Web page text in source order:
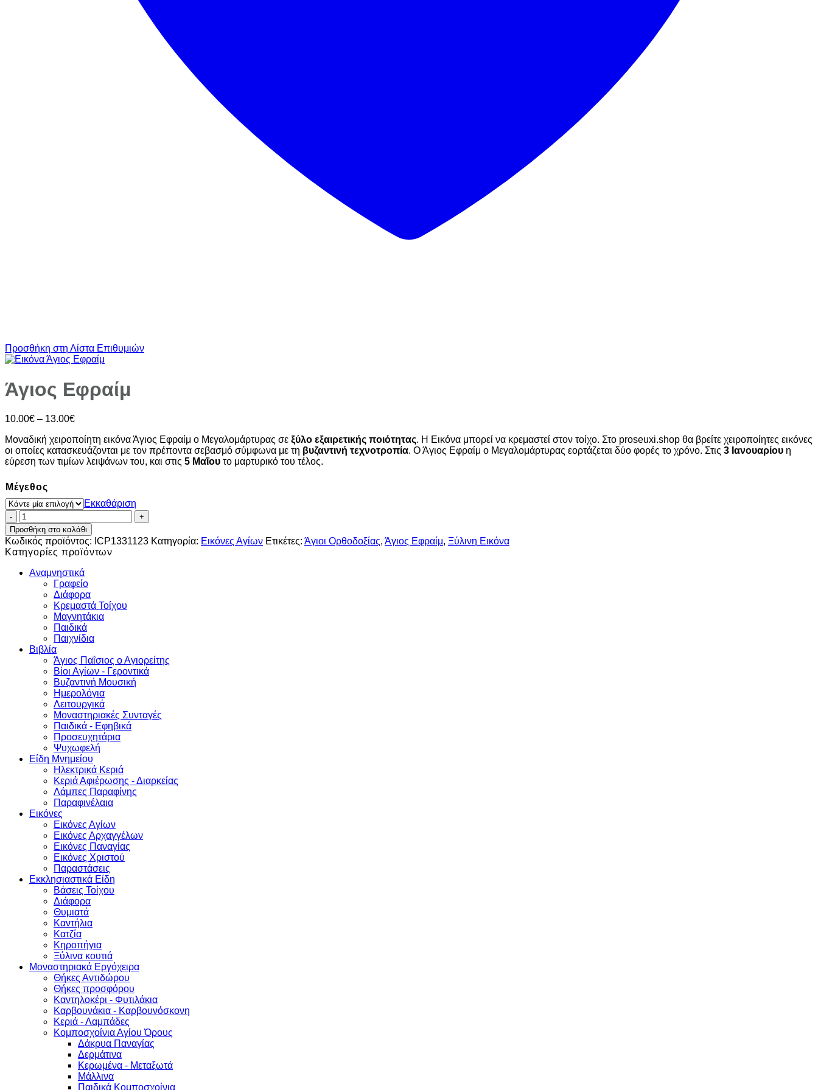
Προσθήκη στη Λίστα Επιθυμιών
Άγιος Εφραίμ
10.00€ – 13.00€Price
10.00€
through
13.00€
Μοναδική χειροποίητη εικόνα Άγιος Εφραίμ ο Μεγαλομάρτυρας σε ξύλο εξαιρετικής ποιότητας. Η Εικόνα μπορεί να κρεμαστεί στον τοίχο. Στο proseuxi.shop θα βρείτε χειροποίητες εικόνες
οι οποίες κατασκευάζονται με τον πρέποντα σεβασμό σύμφωνα με τη βυζαντινή τεχνοτροπία. Ο Άγιος Εφραίμ ο Μεγαλομάρτυρας εορτάζεται δύο φορές το χρόνο. Στις 3 Ιανουαρίου η
εύρεση των τιμίων λειψάνων του, και στις 5 Μαΐου το μαρτυρικό του τέλος.
Μέγεθος
Εκκαθάριση
Άγιος
Εφραίμ
ποσότητα
Προσθήκη στο καλάθι
Κωδικός προϊόντος: ICP1331123 Κατηγορία: Εικόνες Αγίων Ετικέτες: Άγιοι Ορθοδοξίας, Άγιος Εφραίμ, Ξύλινη Εικόνα
Κατηγορίες προϊόντων
Αναμνηστικά
Γραφείο
Διάφορα
Κρεμαστά Τοίχου
Μαγνητάκια
Παιδικά
Παιχνίδια
Βιβλία
Άγιος Παΐσιος ο Αγιορείτης
Βίοι Αγίων - Γεροντικά
Βυζαντινή Μουσική
Ημερολόγια
Λειτουργικά
Μοναστηριακές Συνταγές
Παιδικά - Εφηβικά
Προσευχητάρια
Ψυχωφελή
Είδη Μνημείου
Ηλεκτρικά Κεριά
Κεριά Αφιέρωσης - Διαρκείας
Λάμπες Παραφίνης
Παραφινέλαια
Εικόνες
Εικόνες Αγίων
Εικόνες Αρχαγγέλων
Εικόνες Παναγίας
Εικόνες Χριστού
Παραστάσεις
Εκκλησιαστικά Είδη
Βάσεις Τοίχου
Διάφορα
Θυμιατά
Καντήλια
Κατζία
Κηροπήγια
Ξύλινα κουτιά
Μοναστηριακά Εργόχειρα
Θήκες Αντιδώρου
Θήκες προσφόρου
Καντηλοκέρι - Φυτιλάκια
Καρβουνάκια - Καρβουνόσκονη
Κεριά - Λαμπάδες
Κομποσχοίνια Αγίου Όρους
Δάκρυα Παναγίας
Δερμάτινα
Κερωμένα - Μεταξωτά
Μάλλινα
Παιδικά Κομποσχοίνια